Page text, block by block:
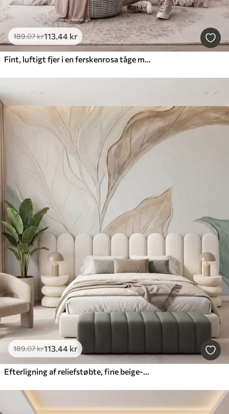
189.07kr113.44 kr
Fint, luftigt fjer i en ferskenrosa tåge med glans
189.07kr113.44 kr
Efterligning af reliefstøbte, fine beige-grønne blade